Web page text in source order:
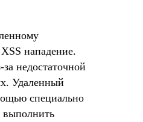
нападение.
недостаточной
Удаленный
специально
выполнить